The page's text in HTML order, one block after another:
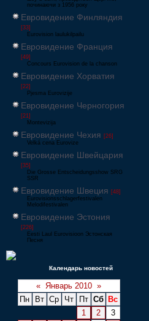
починаючи з 1956 року
Евровидение Финляндия
[33]
Eurovision laulukilpailu
Евровидение Франция
[49]
Concours Eurovision de la chanson
Евровидение Хорватия
[22]
Pjesma Eurovizije
Евровидение Черногория
[21]
Montevizija
Евровидение Чехия [26]
Velká cena Eurovize
Евровидение Швейцария
[35]
Die Grosse Entscheidungsshow SRG
SSR
Евровидение Швеция [48]
Eurovisionsschlagerfestivalen
Melodifestivalen
Евровидение Эстония
[226]
Eesti Laul Eurovisioon Эстонская
Песня
Календарь новостей
« Январь 2010 »
Пн
Вт Ср Чт Пт Сб
Вс
1
2
3